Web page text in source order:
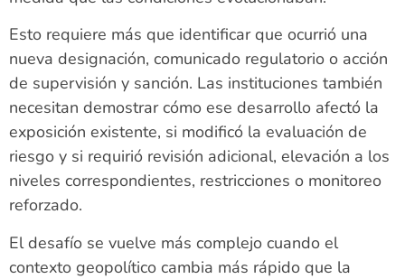
Esto requiere más que identificar que ocurrió una
nueva designación, comunicado regulatorio o acción
de supervisión y sanción. Las instituciones también
necesitan demostrar cómo ese desarrollo afectó la
exposición existente, si modificó la evaluación de
riesgo y si requirió revisión adicional, elevación a los
niveles correspondientes, restricciones o monitoreo
reforzado.
El desafío se vuelve más complejo cuando el
contexto geopolítico cambia más rápido que la